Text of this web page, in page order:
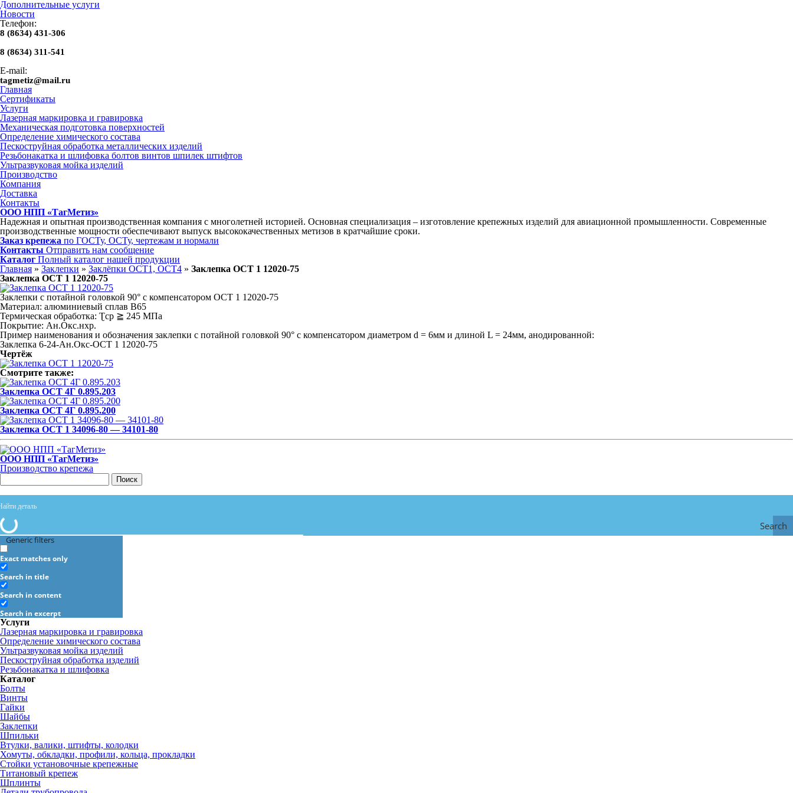
Дополнительные услуги
Новости
Телефон:
8 (8634) 431-306
8 (8634) 311-541
E-mail:
tagmetiz@mail.ru
Главная
Сертификаты
Услуги
Лазерная маркировка и гравировка
Механическая подготовка поверхностей
Определение химического состава
Пескоструйная обработка металлических изделий
Резьбонакатка и шлифовка болтов винтов шпилек штифтов
Ультразвуковая мойка изделий
Производство
Компания
Доставка
Контакты
ООО НПП «ТагМетиз»
Надежная и опытная производственная компания с многолетней историей. Основная специализация – изготовление крепежных изделий для авиационной промышленности. Современные
производственные мощности обеспечивают выпуск высококачественных метизов в кратчайшие сроки.
Заказ крепежа по ГОСТу, ОСТу, чертежам и нормали
Контакты Отправить нам сообщение
Каталог Полный каталог нашей продукции
Главная » Заклепки » Заклёпки ОСТ1, ОСТ4 » Заклепка ОСТ 1 12020-75
Заклепка ОСТ 1 12020-75
Заклепки с потайной головкой 90° с компенсатором ОСТ 1 12020-75
Материал: алюминиевый сплав В65
Термическая обработка: Ʈср ≧ 245 МПа
Покрытие: Ан.Окс.нхр.
Пример наименования и обозначения заклепки с потайной головкой 90° с компенсатором диаметром d = 6мм и длиной L = 24мм, анодированной:
Заклепка 6-24-Ан.Окс-ОСТ 1 12020-75
Чертёж
Смотрите также:
Заклепка ОСТ 4Г 0.895.203
Заклепка ОСТ 4Г 0.895.200
Заклепка ОСТ 1 34096-80 — 34101-80
ООО НПП «ТагМетиз»
Производство крепежа
Поиск
Search
Generic filters
Exact matches only
Search in title
Search in content
Search in excerpt
Услуги
Лазерная маркировка и гравировка
Определение химического состава
Ультразвуковая мойка изделий
Пескоструйная обработка изделий
Резьбонакатка и шлифовка
Каталог
Болты
Винты
Гайки
Шайбы
Заклепки
Шпильки
Втулки, валики, штифты, колодки
Хомуты, обкладки, профили, кольца, прокладки
Стойки установочные крепежные
Титановый крепеж
Шплинты